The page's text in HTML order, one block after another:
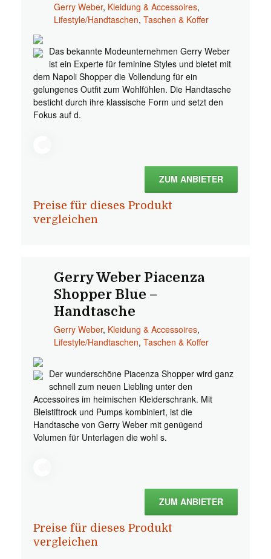
Gerry Weber, Kleidung & Accessoires,
Lifestyle/Handtaschen, Taschen & Koffer
Das bekannte Modeunternehmen Gerry Weber
ist ein Experte für feminine Styles und bietet mit
dem Napoli Shopper die Vollendung für ein
gelungenes Outfit zum Wohlfühlen. Die Handtasche
besticht durch ihre klassische Form und setzt den
Fokus auf d.
ZUM ANBIETER
Preise für dieses Produkt
vergleichen
Gerry Weber Piacenza
Shopper Blue –
Handtasche
Gerry Weber, Kleidung & Accessoires,
Lifestyle/Handtaschen, Taschen & Koffer
Der wunderschöne Piacenza Shopper wird ganz
schnell zum neuen Liebling unter den
Accessoires im heimischen Kleiderschrank. Mit
Bleistiftrock und Pumps kombiniert, ist die
Handtasche von Gerry Weber mit genügend
Volumen für Unterlagen die wohl s.
ZUM ANBIETER
Preise für dieses Produkt
vergleichen